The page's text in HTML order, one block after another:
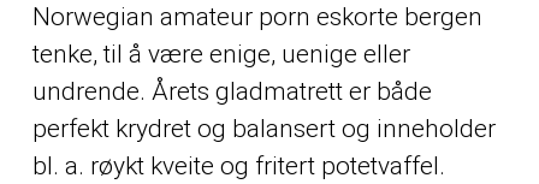
Norwegian amateur porn eskorte bergen
tenke, til å være enige, uenige eller
undrende. Årets gladmatrett er både
perfekt krydret og balansert og inneholder
bl. a. røykt kveite og fritert potetvaffel.